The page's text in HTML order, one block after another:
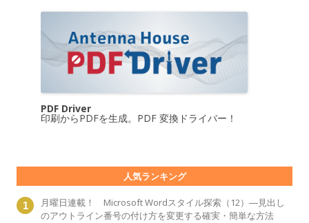
PDF Driver
印刷からPDFを生成。PDF 変換ドライバー！
人気ランキング
月曜日連載！ Microsoft Wordスタイル探索（12）―見出し
のアウトライン番号の付け方を変更する確実・簡単な方法